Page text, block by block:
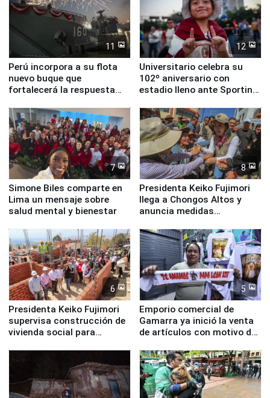
11
Perú incorpora a su flota
nuevo buque que
fortalecerá la respuesta
12
Universitario celebra su
102º aniversario con
estadio lleno ante Sporting
7
Simone Biles comparte en
Lima un mensaje sobre
salud mental y bienestar
8
Presidenta Keiko Fujimori
llega a Chongos Altos y
anuncia medidas
educación, salud y empleo
6
Presidenta Keiko Fujimori
supervisa construcción de
vivienda social para
5
Emporio comercial de
Gamarra ya inició la venta
de artículos con motivo de